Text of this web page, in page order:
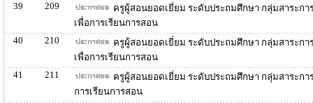
39
209
ครูผู้สอนยอดเยี่ยม ระดับประถมศึกษา กลุ่มสาระก
เพื่อการเรียนการสอน
40
210
ครูผู้สอนยอดเยี่ยม ระดับประถมศึกษา กลุ่มสาระก
เพื่อการเรียนการสอน
41
211
ครูผู้สอนยอดเยี่ยม ระดับประถมศึกษา กลุ่มสาระก
การเรียนการสอน